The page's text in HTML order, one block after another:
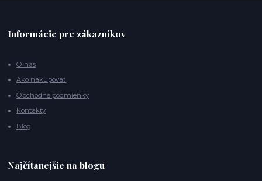
Informácie pre zákazníkov
O nás
Ako nakupovať
Obchodné podmienky
Kontakty
Blog
Najčítanejšie na blogu